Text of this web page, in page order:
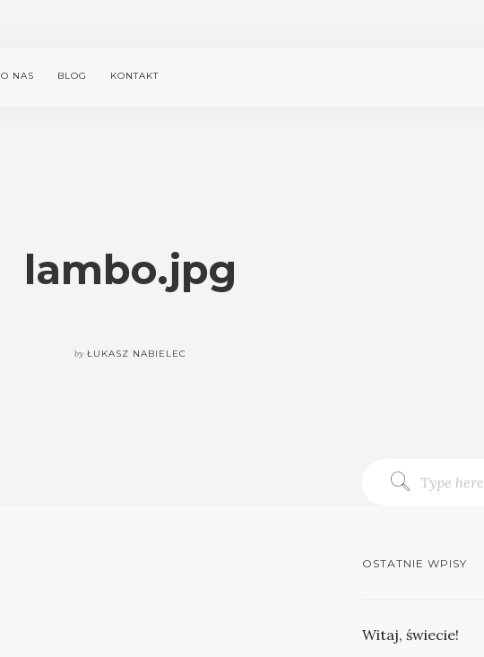
O NAS BLOG KONTAKT
lambo.jpg
by ŁUKASZ NABIELEC
OSTATNIE WPISY
Witaj, świecie!